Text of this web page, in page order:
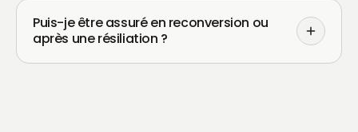
Puis-je être assuré en reconversion ou
après une résiliation ?